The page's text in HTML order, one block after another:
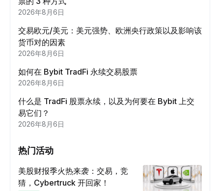
2026年8月6日
交易欧元/美元：美元强势、欧洲央行政策以及影响该
货币对的因素
2026年8月6日
如何在 Bybit TradFi 永续交易股票
2026年8月6日
什么是 TradFi 股票永续，以及为何要在 Bybit 上交
易它们？
2026年8月6日
热门活动
美股财报季火热来袭：交易，竞
猜，Cybertruck 开回家！